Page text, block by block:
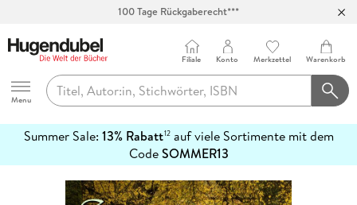
100 Tage Rückgaberecht***
Hugendubel
Menu
Filiale Konto Merkzettel Warenkorb
Summer Sale: 13% Rabatt12auf viele Sortimente mit dem
CodeSOMMER13
erfahren